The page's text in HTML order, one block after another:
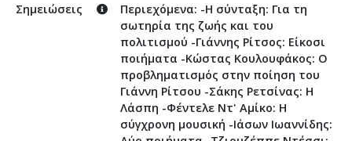
Σημειώσεις
Περιεχόμενα: -Η σύνταξη: Για τη
σωτηρία της ζωής και του
πολιτισμού -Γιάννης Ρίτσος: Είκοσι
ποιήματα -Κώστας Κουλουφάκος: Ο
προβληματισμός στην ποίηση του
Γιάννη Ρίτσου -Σάκης Ρετσίνας: Η
Λάσπη -Φέντελε Ντ' Αμίκο: Η
σύγχρονη μουσική -Ιάσων Ιωαννίδης: